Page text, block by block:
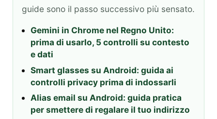
guide sono il passo successivo più sensato.
Gemini in Chrome nel Regno Unito:
prima di usarlo, 5 controlli su contesto
e dati
Smart glasses su Android: guida ai
controlli privacy prima di indossarli
Alias email su Android: guida pratica
per smettere di regalare il tuo indirizzo